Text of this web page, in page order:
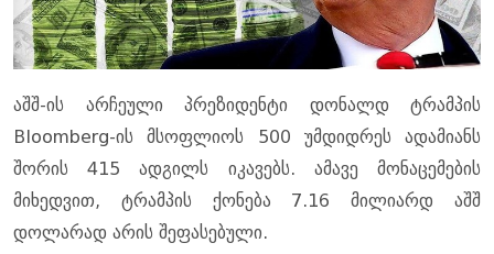
აშშ-ის არჩეული პრეზიდენტი დონალდ ტრამპის
Bloomberg-ის მსოფლიოს 500 უმდიდრეს ადამიანს
შორის 415 ადგილს იკავებს. ამავე მონაცემების
მიხედვით, ტრამპის ქონება 7.16 მილიარდ აშშ
დოლარად არის შეფასებული.